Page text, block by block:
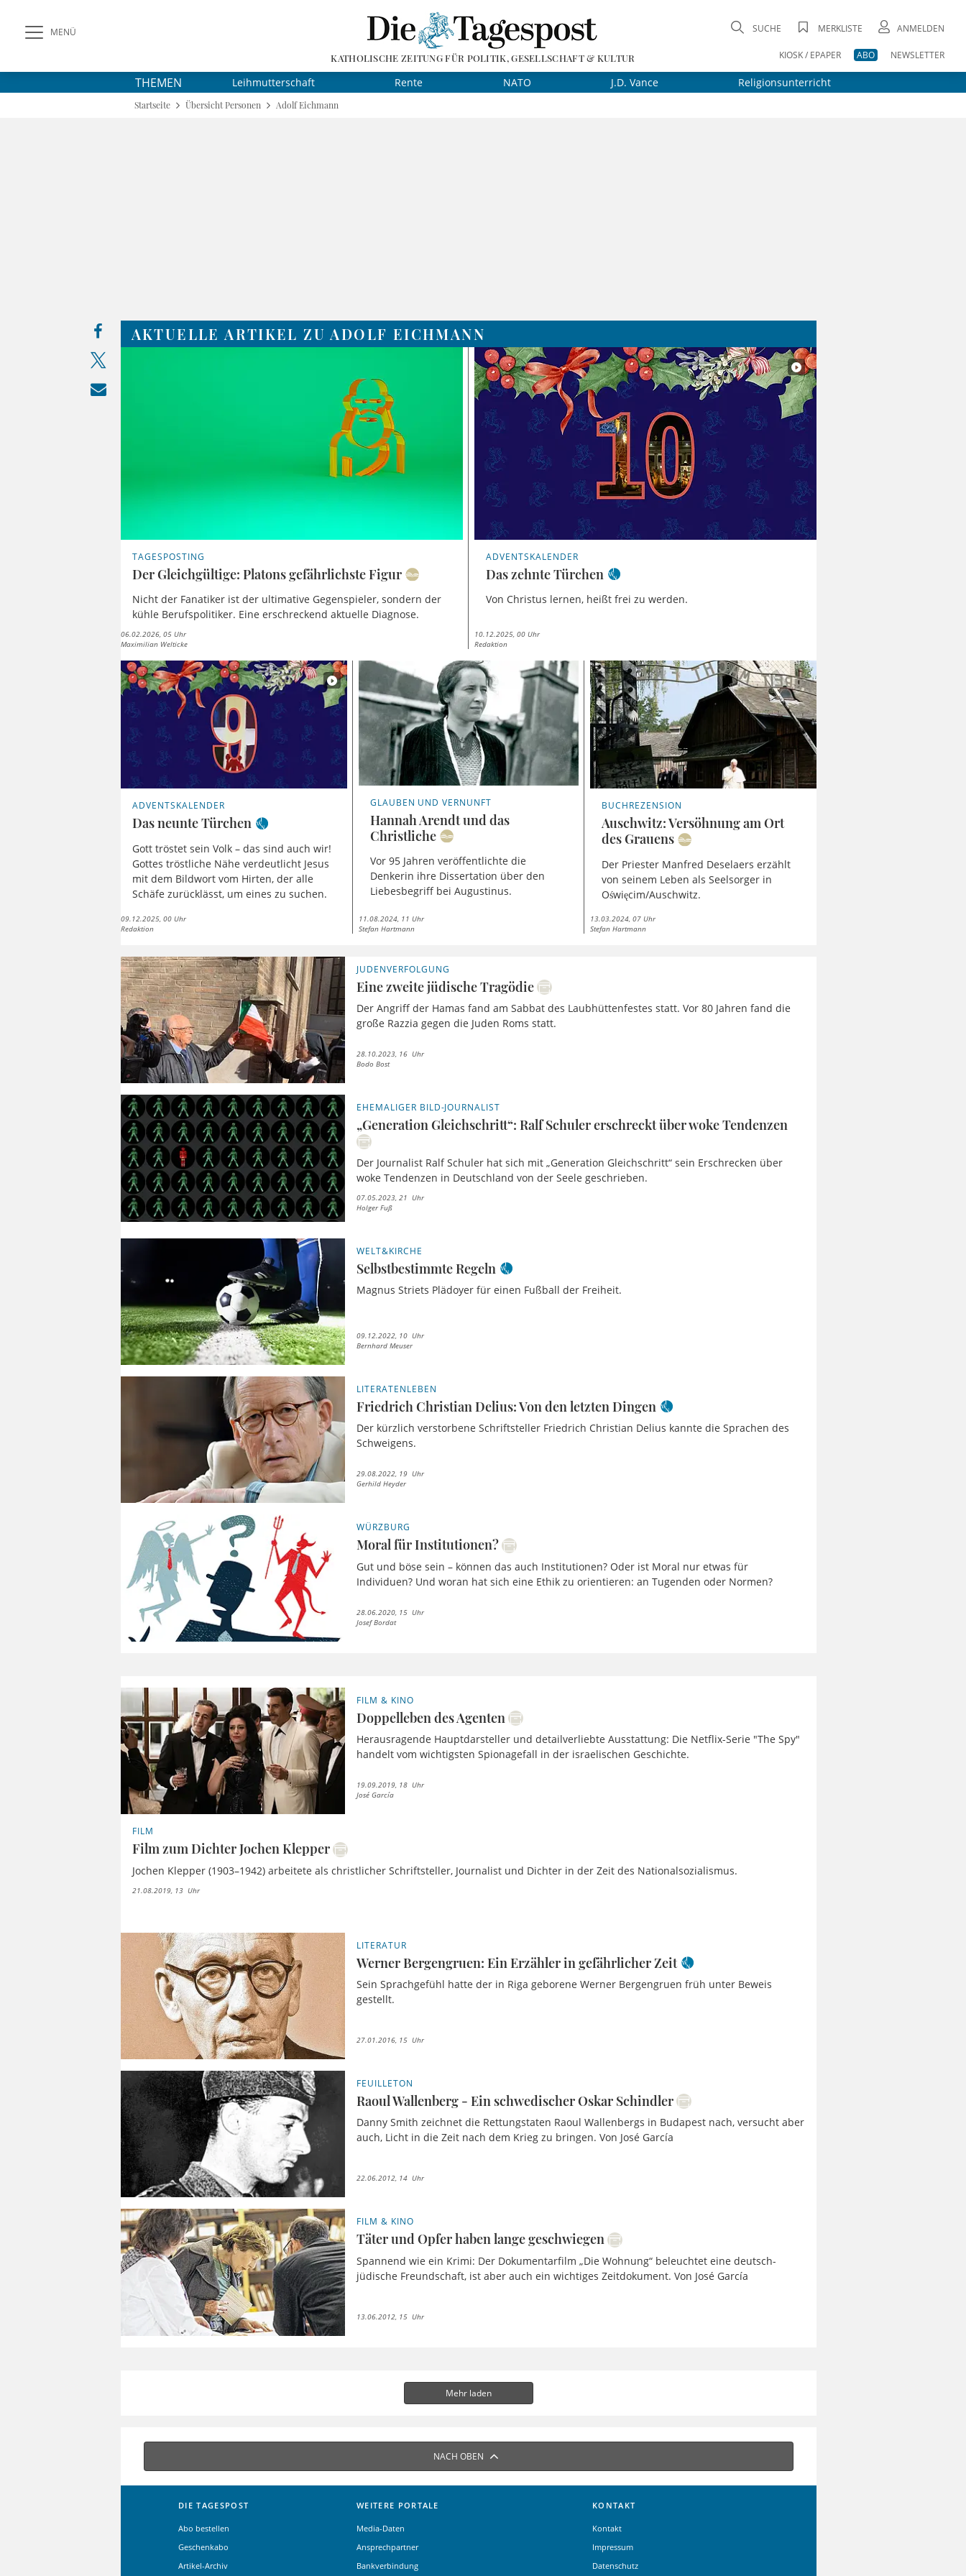
MENÜ
KATHOLISCHE ZEITUNG FÜR POLITIK, GESELLSCHAFT & KULTUR
SUCHE MERKLISTE ANMELDEN
KIOSK / EPAPER ABO NEWSLETTER
THEMEN Leihmutterschaft Rente NATO J.D. Vance Religionsunterricht
Startseite Übersicht Personen Adolf Eichmann
AKTUELLE ARTIKEL ZU ADOLF EICHMANN
TAGESPOSTING
Der Gleichgültige: Platons gefährlichste Figur
Nicht der Fanatiker ist der ultimative Gegenspieler, sondern der
kühle Berufspolitiker. Eine erschreckend aktuelle Diagnose.
06.02.2026, 05 Uhr
Maximilian Welticke
ADVENTSKALENDER
Das zehnte Türchen
Von Christus lernen, heißt frei zu werden.
10.12.2025, 00 Uhr
Redaktion
ADVENTSKALENDER
Das neunte Türchen
Gott tröstet sein Volk – das sind auch wir!
Gottes tröstliche Nähe verdeutlicht Jesus
mit dem Bildwort vom Hirten, der alle
Schäfe zurücklässt, um eines zu suchen.
09.12.2025, 00 Uhr
Redaktion
GLAUBEN UND VERNUNFT
Hannah Arendt und das
Christliche
Vor 95 Jahren veröffentlichte die
Denkerin ihre Dissertation über den
Liebesbegriff bei Augustinus.
11.08.2024, 11 Uhr
Stefan Hartmann
BUCHREZENSION
Auschwitz: Versöhnung am Ort
des Grauens
Der Priester Manfred Deselaers erzählt
von seinem Leben als Seelsorger in
Oświęcim/Auschwitz.
13.03.2024, 07 Uhr
Stefan Hartmann
JUDENVERFOLGUNG
Eine zweite jüdische Tragödie
Der Angriff der Hamas fand am Sabbat des Laubhüttenfestes statt. Vor 80 Jahren fand die
große Razzia gegen die Juden Roms statt.
28.10.2023, 16 Uhr
Bodo Bost
EHEMALIGER BILD-JOURNALIST
„Generation Gleichschritt“: Ralf Schuler erschreckt über woke Tendenzen
Der Journalist Ralf Schuler hat sich mit „Generation Gleichschritt“ sein Erschrecken über
woke Tendenzen in Deutschland von der Seele geschrieben.
07.05.2023, 21 Uhr
Holger Fuß
WELT&KIRCHE
Selbstbestimmte Regeln
Magnus Striets Plädoyer für einen Fußball der Freiheit.
09.12.2022, 10 Uhr
Bernhard Meuser
LITERATENLEBEN
Friedrich Christian Delius: Von den letzten Dingen
Der kürzlich verstorbene Schriftsteller Friedrich Christian Delius kannte die Sprachen des
Schweigens.
29.08.2022, 19 Uhr
Gerhild Heyder
WÜRZBURG
Moral für Institutionen?
Gut und böse sein – können das auch Institutionen? Oder ist Moral nur etwas für
Individuen? Und woran hat sich eine Ethik zu orientieren: an Tugenden oder Normen?
28.06.2020, 15 Uhr
Josef Bordat
FILM & KINO
Doppelleben des Agenten
Herausragende Hauptdarsteller und detailverliebte Ausstattung: Die Netflix-Serie "The Spy"
handelt vom wichtigsten Spionagefall in der israelischen Geschichte.
19.09.2019, 18 Uhr
José García
FILM
Film zum Dichter Jochen Klepper
Jochen Klepper (1903–1942) arbeitete als christlicher Schriftsteller, Journalist und Dichter in der Zeit des Nationalsozialismus.
21.08.2019, 13 Uhr
LITERATUR
Werner Bergengruen: Ein Erzähler in gefährlicher Zeit
Sein Sprachgefühl hatte der in Riga geborene Werner Bergengruen früh unter Beweis
gestellt.
27.01.2016, 15 Uhr
FEUILLETON
Raoul Wallenberg - Ein schwedischer Oskar Schindler
Danny Smith zeichnet die Rettungstaten Raoul Wallenbergs in Budapest nach, versucht aber
auch, Licht in die Zeit nach dem Krieg zu bringen. Von José García
22.06.2012, 14 Uhr
FILM & KINO
Täter und Opfer haben lange geschwiegen
Spannend wie ein Krimi: Der Dokumentarfilm „Die Wohnung“ beleuchtet eine deutsch-
jüdische Freundschaft, ist aber auch ein wichtiges Zeitdokument. Von José García
13.06.2012, 15 Uhr
Mehr laden
NACH OBEN
DIE TAGESPOST
Abo bestellen
Geschenkabo
Artikel-Archiv
WEITERE PORTALE
Media-Daten
Ansprechpartner
Bankverbindung
KONTAKT
Kontakt
Impressum
Datenschutz